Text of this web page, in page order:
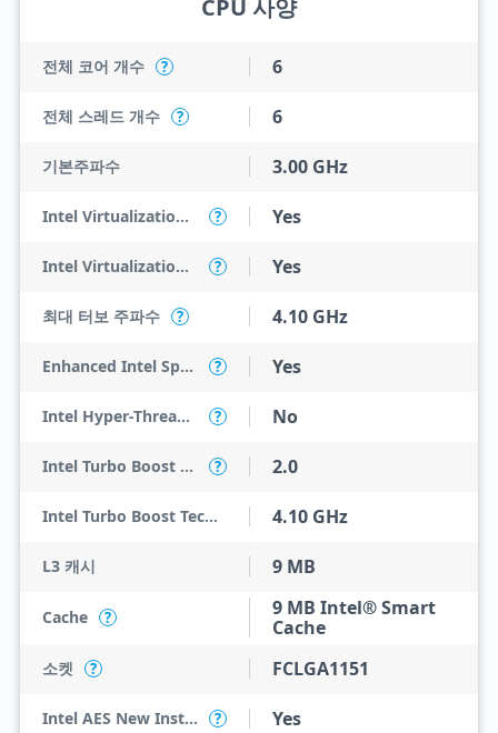
CPU 사양
전체 코어 개수 ? 6
전체 스레드 개수 ? 6
기본주파수 3.00 GHz
Intel Virtualization Technology (VT-x) ? Yes
Intel Virtualization Technology for Directed I/O (VT-d) ? Yes
최대 터보 주파수 ? 4.10 GHz
Enhanced Intel SpeedStep Technology ? Yes
Intel Hyper-Threading Technology ? No
Intel Turbo Boost Technology ? 2.0
Intel Turbo Boost Technology 2.0 Frequency 4.10 GHz
L3 캐시 9 MB
Cache ?
9 MB Intel® Smart
Cache
소켓 ? FCLGA1151
Intel AES New Instructions ? Yes